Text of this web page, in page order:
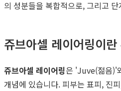
의 성분들을 복합적으로, 그리고
쥬브아셀 레이어링이
쥬브아셀 레이어링은 'Juve(젊음)'
개념에 있습니다. 피부는 표피, 진